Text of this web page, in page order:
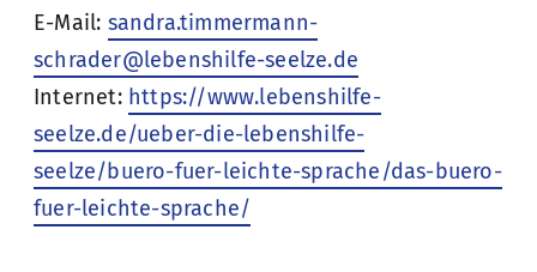
E-Mail: sandra.timmermann-
schrader@lebenshilfe-seelze.de
Internet: https://www.lebenshilfe-
seelze.de/ueber-die-lebenshilfe-
seelze/buero-fuer-leichte-sprache/das-buero-
fuer-leichte-sprache/